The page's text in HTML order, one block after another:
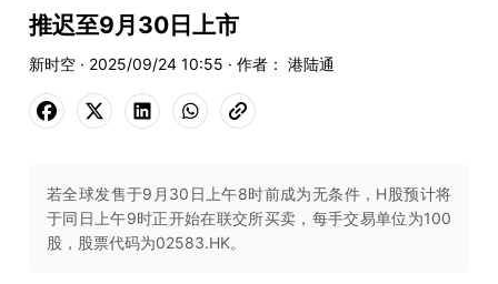
推迟至9月30日上市
新时空 · 2025/09/24 10:55 · 作者： 港陆通
若全球发售于9月30日上午8时前成为无条件，H股预计将
于同日上午9时正开始在联交所买卖，每手交易单位为100
股，股票代码为02583.HK。